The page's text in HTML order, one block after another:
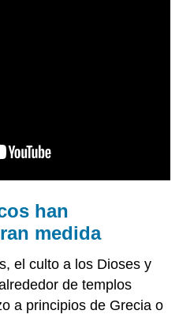
han
medida
el culto a los Dioses y
de templos
a principios de Grecia o